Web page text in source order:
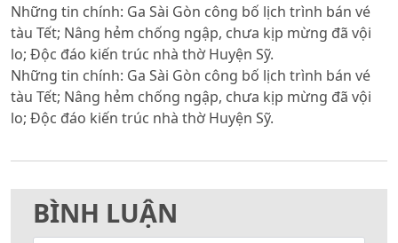
10s
10s
Những tin chính: Ga Sài Gòn công bố lịch trình bán vé
tàu Tết; Nâng hẻm chống ngập, chưa kịp mừng đã vội
lo; Độc đáo kiến trúc nhà thờ Huyện Sỹ.
Những tin chính: Ga Sài Gòn công bố lịch trình bán vé
tàu Tết; Nâng hẻm chống ngập, chưa kịp mừng đã vội
lo; Độc đáo kiến trúc nhà thờ Huyện Sỹ.
BÌNH LUẬN